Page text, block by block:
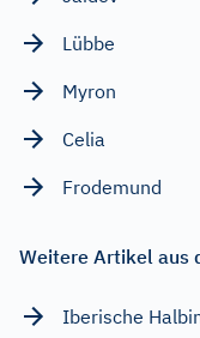
Lübbe
Myron
Celia
Frodemund
Weitere Artikel aus
Iberische